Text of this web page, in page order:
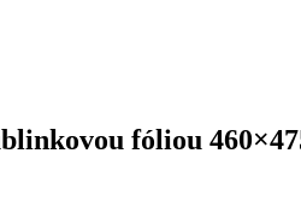
fóliou